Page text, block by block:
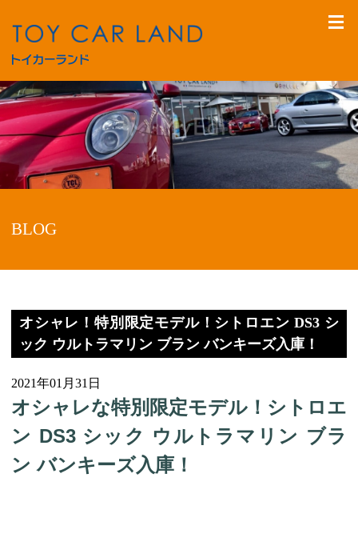
BLOG
オシャレ！特別限定モデル！シトロエン DS3 シ
ック ウルトラマリン ブラン バンキーズ入庫！
2021年01月31日
オシャレな特別限定モデル！シトロエ
ン DS3 シック ウルトラマリン ブラ
ン バンキーズ入庫！